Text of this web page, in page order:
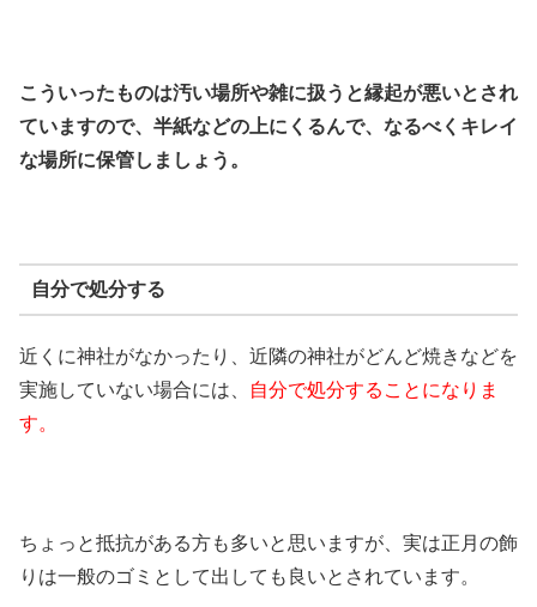
こういったものは汚い場所や雑に扱うと縁起が悪いとされ
ていますので、半紙などの上にくるんで、なるべくキレイ
な場所に保管しましょう。
自分で処分する
近くに神社がなかったり、近隣の神社がどんど焼きなどを
実施していない場合には、
自分で処分することになりま
す。
ちょっと抵抗がある方も多いと思いますが、実は正月の飾
りは一般のゴミとして出しても良いとされています。